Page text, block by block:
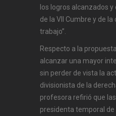
los logros alcanzados
de la VII Cumbre y de la
trabajo”.
Respecto a la
alcanzar una mayor
sin perder de vista la
divisionista de la
profesora refirió que
presidenta temporal de